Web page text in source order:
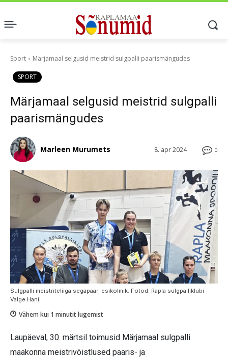
Sport Märjamaal selgusid meistrid sulgpalli paarismängudes
SPORT
Märjamaal selgusid meistrid sulgpalli
paarismängudes
0
8. apr 2024
Marleen Murumets
Sulgpalli meistriteliiga segapaari esikolmik. Fotod: Rapla sulgpalliklubi
Valge Hani
Vähem kui 1 minutit lugemist
Laupäeval, 30. märtsil toimusid Märjamaal sulgpalli
maakonna meistrivõistlused paaris- ja